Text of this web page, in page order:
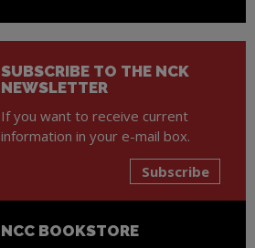
SUBSCRIBE TO THE NCK
NEWSLETTER
If you want to receive current
information in your e-mail box.
Subscribe
NCC BOOKSTORE